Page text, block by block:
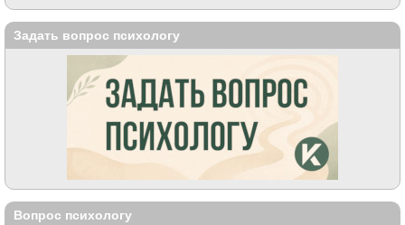
Задать вопрос психологу
Вопрос психологу